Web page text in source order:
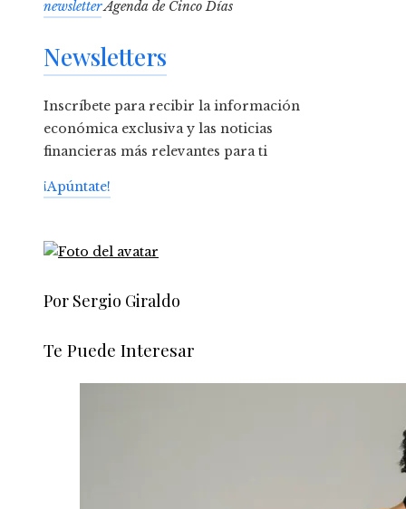
newsletterAgenda de Cinco Días
Newsletters
Inscríbete para recibir la información
económica exclusiva y las noticias
financieras más relevantes para ti
¡Apúntate!
Por Sergio Giraldo
Te Puede Interesar